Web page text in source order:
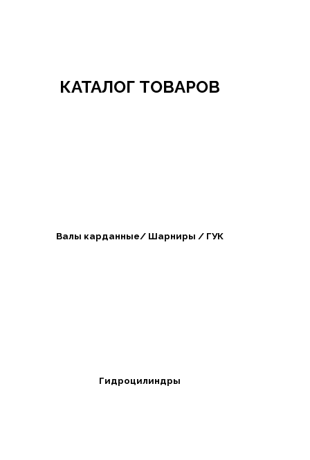
КАТАЛОГ ТОВАРОВ
Валы карданные/ Шарниры / ГУК
Гидроцилиндры